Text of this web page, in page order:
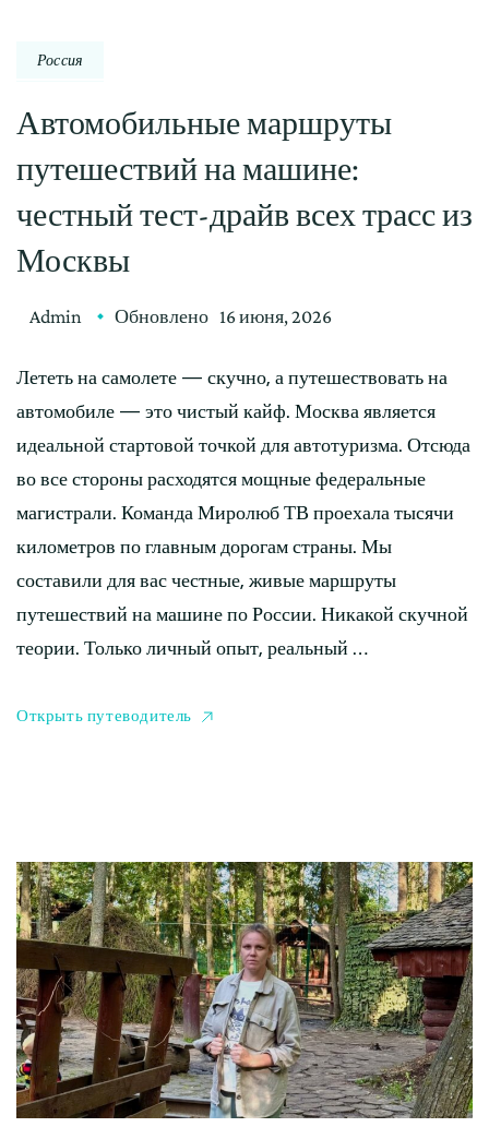
Россия
Автомобильные маршруты
путешествий на машине:
честный тест-драйв всех трасс из
Москвы
Admin Обновлено 16 июня, 2026
Лететь на самолете — скучно, а путешествовать на
автомобиле — это чистый кайф. Москва является
идеальной стартовой точкой для автотуризма. Отсюда
во все стороны расходятся мощные федеральные
магистрали. Команда Миролюб ТВ проехала тысячи
километров по главным дорогам страны. Мы
составили для вас честные, живые маршруты
путешествий на машине по России. Никакой скучной
теории. Только личный опыт, реальный …
Открыть путеводитель